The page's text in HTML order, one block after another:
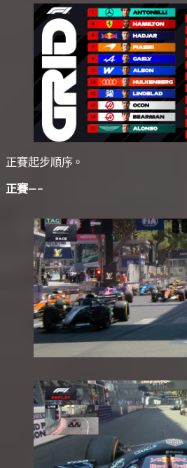
正賽起步順序。
正賽—–